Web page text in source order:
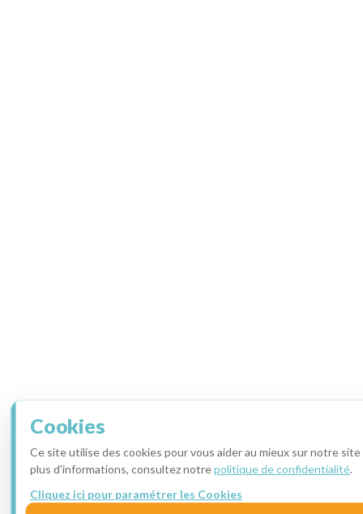
Cookies
Ce site utilise des cookies pour vous aider au mieux sur notre
plus d'informations, consultez notrepolitique de confidentialité.
Cliquez ici pour paramétrer les Cookies